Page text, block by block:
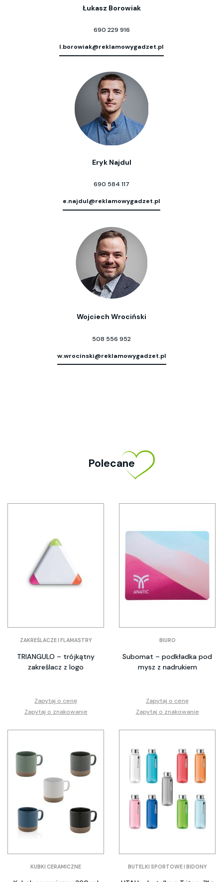
Łukasz Borowiak
690 229 916
l.borowiak@reklamowygadzet.pl
Eryk Najdul
690 584 117
e.najdul@reklamowygadzet.pl
Wojciech Wrociński
508 556 952
w.wrocinski@reklamowygadzet.pl
Polecane
ZAKREŚLACZE I FLAMASTRY
TRIANGULO – trójkątny
zakreślacz z logo
Zapytaj o cenę
Zapytaj o znakowanie
BIURO
Subomat – podkładka pod
mysz z nadrukiem
Zapytaj o cenę
Zapytaj o znakowanie
KUBKI CERAMICZNE BUTELKI SPORTOWE I BIDONY